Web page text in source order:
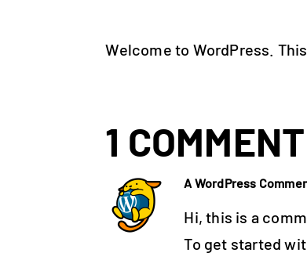
Welcome to WordPress.
1 COMMENT
A WordPress
Hi, this is a
To get started